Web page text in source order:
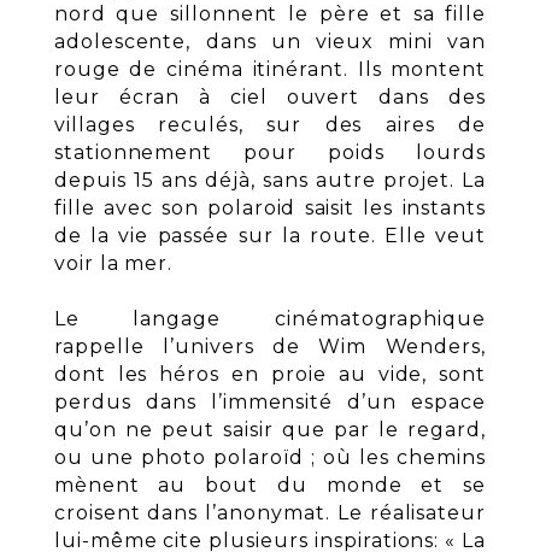
nord que sillonnent le père et sa fille
adolescente, dans un vieux mini van
rouge de cinéma itinérant. Ils montent
leur écran à ciel ouvert dans des
villages reculés, sur des aires de
stationnement pour poids lourds
depuis 15 ans déjà, sans autre projet. La
fille avec son polaroid saisit les instants
de la vie passée sur la route. Elle veut
voir la mer.
Le langage cinématographique
rappelle l’univers de Wim Wenders,
dont les héros en proie au vide, sont
perdus dans l’immensité d’un espace
qu’on ne peut saisir que par le regard,
ou une photo polaroïd ; où les chemins
mènent au bout du monde et se
croisent dans l’anonymat. Le réalisateur
lui-même cite plusieurs inspirations: « La